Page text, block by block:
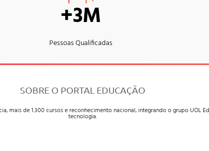
+3M
Pessoas Qualificadas
SOBRE O PORTAL EDUCAÇÃO
mais de 1.300 cursos e reconhecimento nacional, integrando o grupo
tecnologia.